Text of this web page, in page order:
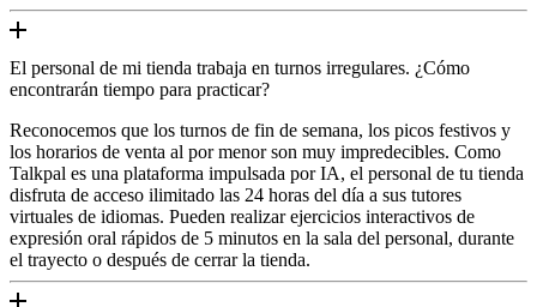
El personal de mi tienda trabaja en turnos irregulares. ¿Cómo
encontrarán tiempo para practicar?
Reconocemos que los turnos de fin de semana, los picos festivos y
los horarios de venta al por menor son muy impredecibles. Como
Talkpal es una plataforma impulsada por IA, el personal de tu tienda
disfruta de acceso ilimitado las 24 horas del día a sus tutores
virtuales de idiomas. Pueden realizar ejercicios interactivos de
expresión oral rápidos de 5 minutos en la sala del personal, durante
el trayecto o después de cerrar la tienda.